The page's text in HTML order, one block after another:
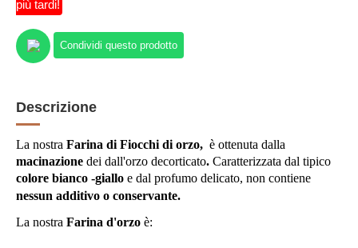
più tardi!
Condividi questo prodotto
Descrizione
La nostra Farina di Fiocchi di orzo, è ottenuta dalla
macinazione dei dall'orzo decorticato. Caratterizzata dal tipico
colore bianco -giallo e dal profumo delicato, non contiene
nessun additivo o conservante.
La nostra Farina d'orzo è: